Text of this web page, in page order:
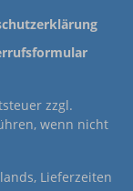
zzgl.
wenn nicht
Lieferzeiten